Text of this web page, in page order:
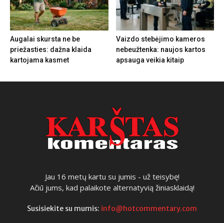
Augalai skursta ne be
priežasties: dažna klaida
kartojama kasmet
Vaizdo stebėjimo kameros
nebeužtenka: naujos kartos
apsauga veikia kitaip
Jau 16 metų kartu su jumis - už teisybę!
Ačiū jums, kad palaikote alternatyvią žiniasklaidą!
Susisiekite su mumis: info@hotcommentary.com